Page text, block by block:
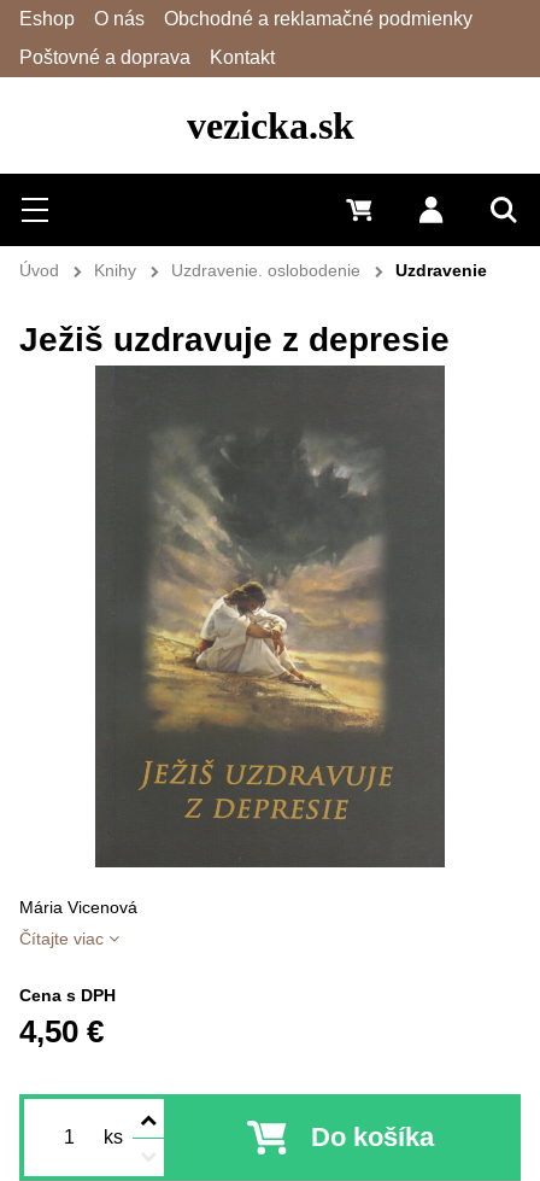
vezicka.sk
Hľadať
Menu Prihlásiť
0 €
Eshop O nás
Obchodné a reklamačné podmienky
Poštovné a doprava
Kontakt
Úvod Knihy Uzdravenie. oslobodenie Uzdravenie
Ježiš uzdravuje z depresie
Mária Vicenová
Čítajte viac
Cena s DPH
4,50 €
ks Do košíka